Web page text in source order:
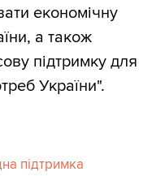
економічну
а також
підтримку для
України".
підтримка